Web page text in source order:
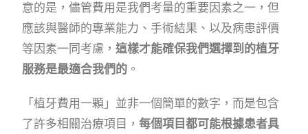
意的是，儘管費用是我們考量的重要因素之一，但
應該與醫師的專業能力、手術結果、以及病患評價
等因素一同考慮，這樣才能確保我們選擇到的植牙
服務是最適合我們的 。
「植牙費用一顆」並非一個簡單的數字，而是包含
了許多相關治療項目，每個項目都可能根據患者具